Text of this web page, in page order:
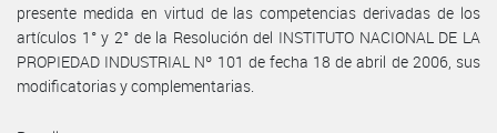
presente medida en virtud de las competencias derivadas de los
artículos 1° y 2° de la Resolución del INSTITUTO NACIONAL DE LA
PROPIEDAD INDUSTRIAL Nº 101 de fecha 18 de abril de 2006, sus
modificatorias y complementarias.